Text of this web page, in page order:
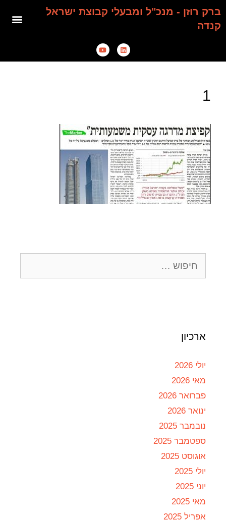
ברק רוזן - מנכ"ל ומבעלי קבוצת ישראל
קנדה
1
ארכיון
יולי 2026
מאי 2026
פברואר 2026
ינואר 2026
נובמבר 2025
ספטמבר 2025
אוגוסט 2025
יולי 2025
יוני 2025
מאי 2025
אפריל 2025